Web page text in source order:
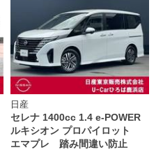
日産
セレナ 1400cc 1.4 e-POWER
ルキシオン プロパイロット
エマプレ 踏み間違い防止